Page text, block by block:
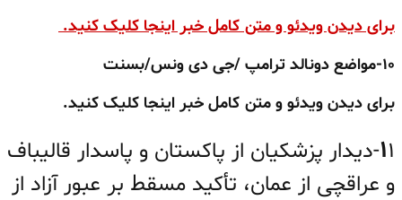
برای دیدن ویدئو و متن کامل خبر اینجا کلیک کنید.
۱۰-مواضع دونالد ترامپ /جی دی ونس/بسنت
برای دیدن ویدئو و متن کامل خبر اینجا کلیک کنید.
۱۱- دیدار پزشکیان از پاکستان و پاسدار قالیباف
و عراقچی از عمان، تأکید مسقط بر عبور آزاد از